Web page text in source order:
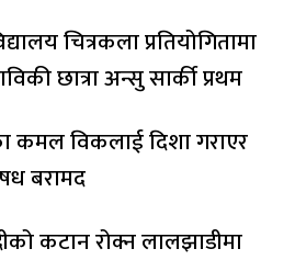
चित्रकला प्रतियोगितामा
छात्रा अन्सु सार्की प्रथम
कमल विकलाई दिशा गराएर
बरामद
कटान रोक्न लालझाडीमा